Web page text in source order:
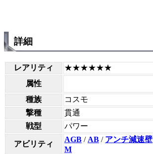
詳細
レアリティ
★★★★★★
属性
種族
コスモ
撃種
貫通
戦型
パワー
アビリティ
AGB / AB / アンチ減速壁
M